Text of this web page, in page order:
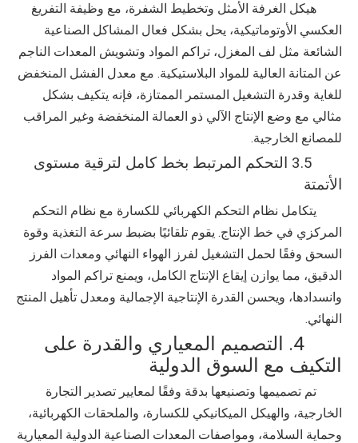
هيكل الغرفة الأمثل وتخطيط الشفرة، مع وظيفة التفريغ
العكسي الأوتوماتيكية، يحل بشكل فعال المشاكل الصناعية
الشائعة مثل لف المغزل، تراكم المواد وتشويش المعدات الناجم
عن المتانة العالية للمواد البلاستيكية. مع معدل الفشل المنخفض
للغاية وقدرة التشغيل المستمر الممتازة، فإنه يتكيف بشكل
مثالي مع وضع الإنتاج الآلي ذو العمالة المنخفضة وغير المراقب
للمصانع الخارجية.
3.5 التحكم المرتبط بخط كامل لترقية مستوى
الأتمتة
يتكامل نظام التحكم الكهربائي للكسارة مع نظام التحكم
المركزي في خط الإنتاج. يقوم تلقائيًا بضبط سرعة التغذية وقوة
السحق وفقًا لحمل التشغيل لفرز الهواء النهائي ومعدات الفرز
الدقيق، مما يوازن إيقاع الإنتاج الكامل، ويمنع تراكم المواد
وانسدادها، ويحسن القدرة الإنتاجية الإجمالية ومعدل تأهيل المنتج
النهائي.
4. التصميم المعياري والقدرة على
التكيف مع السوق الدولية
تم تصميمها وتصنيعها بدقة وفقًا لمعايير تصدير التجارة
الخارجية، والهيكل الميكانيكي للكسارة، والملحقات الكهربائية،
وحماية السلامة، ومواصفات المعدات الصناعية الدولية المعيارية